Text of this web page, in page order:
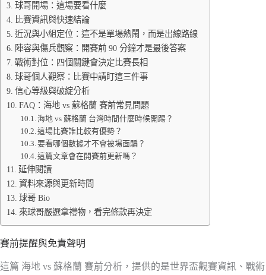
球哥開場：這場要看什麼
比賽資訊與快速結論
近況與小組定位：這不是單場熱鬧，而是出線路線
陣容與傷兵觀察：開賽前 90 分鐘才是最後答案
戰術對位：四個關鍵會決定比賽長相
球哥個人觀察：比賽中請盯這三件事
信心等級與破綻分析
FAQ：海地 vs 蘇格蘭 賽前常見問題
海地 vs 蘇格蘭 台灣時間什麼時候開踢？
這場比賽誰比較有優勢？
要看哪個數據才不會被場面騙？
這篇文章會在開賽前更新嗎？
延伸閱讀
資料來源與更新時間
球哥 Bio
來球哥嚴選拿禮物，看完條款再決定
賽前提醒與免責聲明
這篇 海地 vs 蘇格蘭 賽前分析，提供的是世界盃觀賽資訊、戰術